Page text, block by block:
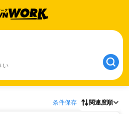
い
条件保存 関連度順